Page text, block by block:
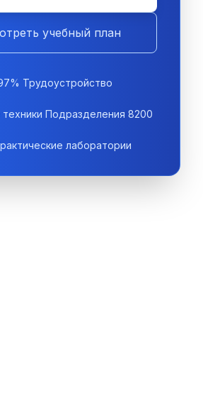
учебный план
Трудоустройство
Подразделения 8200
лаборатории